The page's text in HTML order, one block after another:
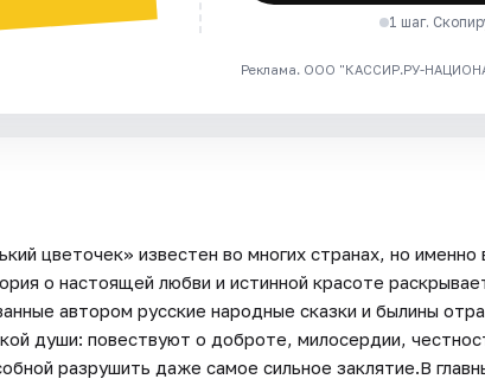
1 шаг.
Реклама. ООО "КАССИР.РУ-
цветочек» известен во многих странах, но именно
о настоящей любви и истинной красоте
автором русские народные сказки и былины
души: повествуют о доброте, милосердии,
разрушить даже самое сильное заклятие.В